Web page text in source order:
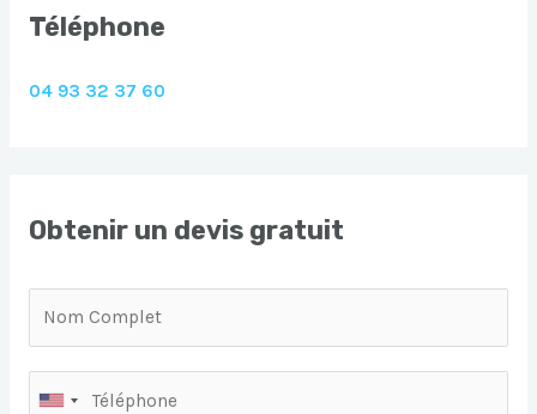
Téléphone
04 93 32 37 60
Obtenir un devis gratuit